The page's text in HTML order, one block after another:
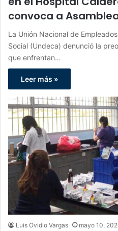
convoca a
La Unión Nacional de
Social (Undeca) denunció la
que enfrentan…
Leer más »
Luis Ovidio Vargas mayo 10,